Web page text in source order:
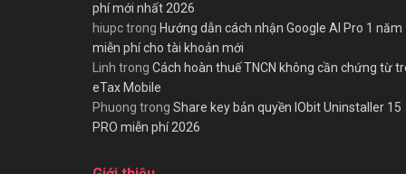
phí mới nhất 2026
hiupctrong Hướng dẫn cách nhận Google AI Pro 1 năm
miễn phí cho tài khoản mới
Linh trong Cách hoàn thuế TNCN không cần chứng từ
eTax Mobile
Phuong trong Share key bản quyền IObit Uninstaller 15
PRO miễn phí 2026